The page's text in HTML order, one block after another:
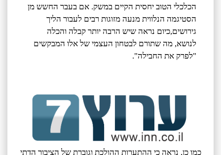
הכלכלי הטוב יחסית הקיים במשק. אם בעבר החשש מן
הסטיגמה הנלווית מנעה מזוגות רבים לעבור הליך
גירושים,כיום נראה שיש הרבה יותר קבלה והכלה
לנושא, מה שתורם לבטחון העצמי של אלו המבקשים
"לפרק את החבילה".
כמו כן, נראה כי ההתערות ההולכת וגוברת של הציבור הדתי